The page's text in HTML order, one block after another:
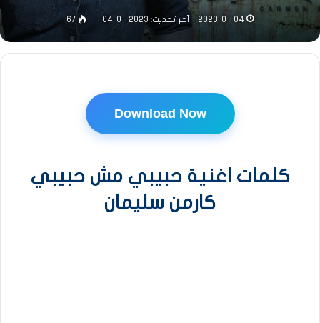
2023-01-04 آخر تحديث: 2023-01-04 67
Download Now
كلمات اغنية حبيبي مش حبيبي
كارمن سليمان